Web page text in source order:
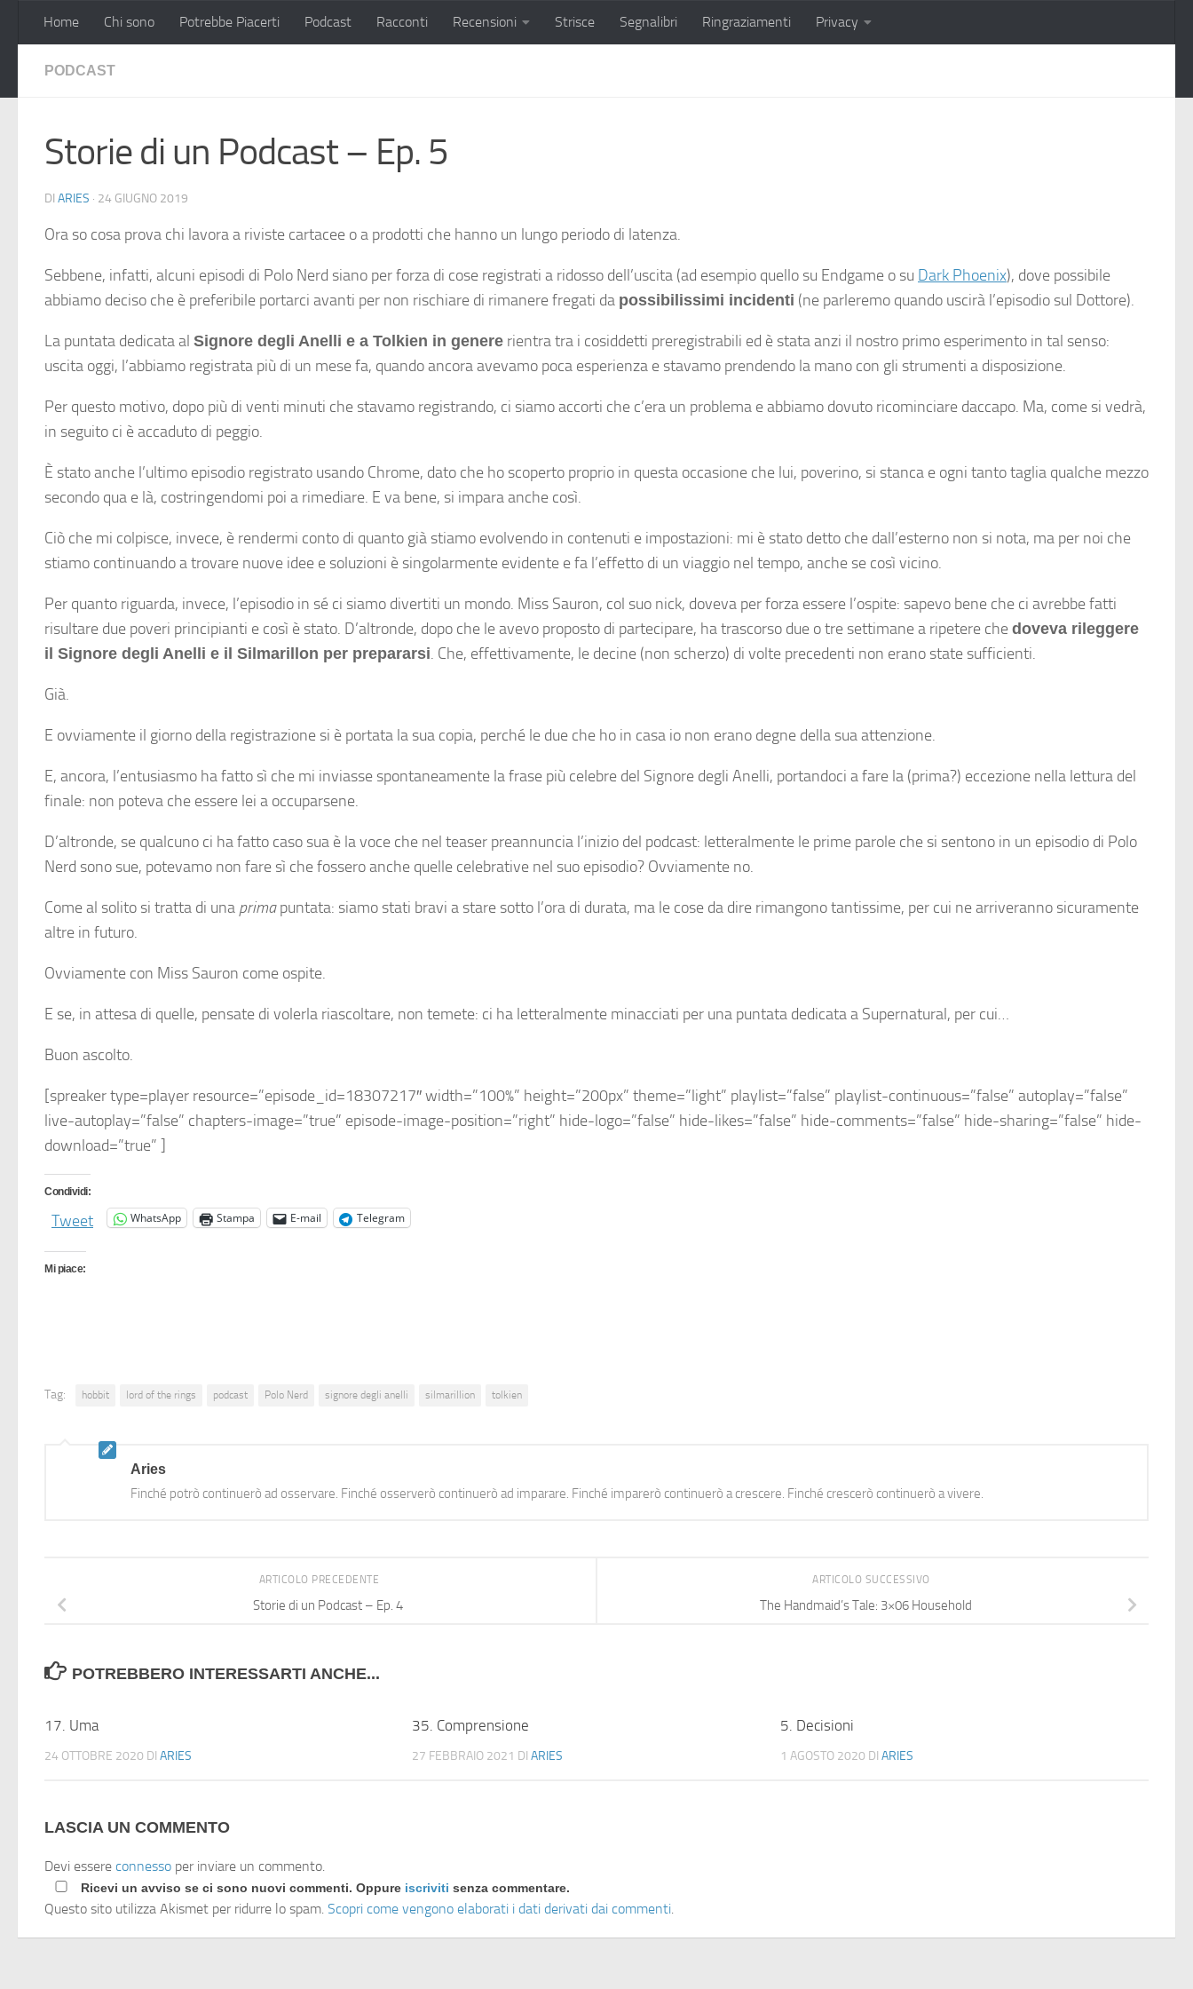
Salta al contenuto
Home Chi sono Potrebbe Piacerti Podcast Racconti Recensioni Strisce Segnalibri Ringraziamenti Privacy
PODCAST
Storie di un Podcast – Ep. 5
DI ARIES · 24 GIUGNO 2019
Ora so cosa prova chi lavora a riviste cartacee o a prodotti che hanno un lungo periodo di latenza.
Sebbene, infatti, alcuni episodi di Polo Nerd siano per forza di cose registrati a ridosso dell’uscita (ad esempio quello su Endgame o su Dark Phoenix), dove possibile
abbiamo deciso che è preferibile portarci avanti per non rischiare di rimanere fregati da possibilissimi incidenti (ne parleremo quando uscirà l’episodio sul Dottore).
La puntata dedicata al Signore degli Anelli e a Tolkien in genere rientra tra i cosiddetti preregistrabili ed è stata anzi il nostro primo esperimento in tal senso:
uscita oggi, l’abbiamo registrata più di un mese fa, quando ancora avevamo poca esperienza e stavamo prendendo la mano con gli strumenti a disposizione.
Per questo motivo, dopo più di venti minuti che stavamo registrando, ci siamo accorti che c’era un problema e abbiamo dovuto ricominciare daccapo. Ma, come si vedrà,
in seguito ci è accaduto di peggio.
È stato anche l’ultimo episodio registrato usando Chrome, dato che ho scoperto proprio in questa occasione che lui, poverino, si stanca e ogni tanto taglia qualche mezzo
secondo qua e là, costringendomi poi a rimediare. E va bene, si impara anche così.
Ciò che mi colpisce, invece, è rendermi conto di quanto già stiamo evolvendo in contenuti e impostazioni: mi è stato detto che dall’esterno non si nota, ma per noi che
stiamo continuando a trovare nuove idee e soluzioni è singolarmente evidente e fa l’effetto di un viaggio nel tempo, anche se così vicino.
Per quanto riguarda, invece, l’episodio in sé ci siamo divertiti un mondo. Miss Sauron, col suo nick, doveva per forza essere l’ospite: sapevo bene che ci avrebbe fatti
risultare due poveri principianti e così è stato. D’altronde, dopo che le avevo proposto di partecipare, ha trascorso due o tre settimane a ripetere che doveva rileggere
il Signore degli Anelli e il Silmarillon per prepararsi. Che, effettivamente, le decine (non scherzo) di volte precedenti non erano state sufficienti.
Già.
E ovviamente il giorno della registrazione si è portata la sua copia, perché le due che ho in casa io non erano degne della sua attenzione.
E, ancora, l’entusiasmo ha fatto sì che mi inviasse spontaneamente la frase più celebre del Signore degli Anelli, portandoci a fare la (prima?) eccezione nella lettura del
finale: non poteva che essere lei a occuparsene.
D’altronde, se qualcuno ci ha fatto caso sua è la voce che nel teaser preannuncia l’inizio del podcast: letteralmente le prime parole che si sentono in un episodio di Polo
Nerd sono sue, potevamo non fare sì che fossero anche quelle celebrative nel suo episodio? Ovviamente no.
Come al solito si tratta di una primapuntata: siamo stati bravi a stare sotto l’ora di durata, ma le cose da dire rimangono tantissime, per cui ne arriveranno sicuramente
altre in futuro.
Ovviamente con Miss Sauron come ospite.
E se, in attesa di quelle, pensate di volerla riascoltare, non temete: ci ha letteralmente minacciati per una puntata dedicata a Supernatural, per cui…
Buon ascolto.
[spreaker type=player resource=”episode_id=18307217″ width=”100%” height=”200px” theme=”light” playlist=”false” playlist-continuous=”false” autoplay=”false”
live-autoplay=”false” chapters-image=”true” episode-image-position=”right” hide-logo=”false” hide-likes=”false” hide-comments=”false” hide-sharing=”false” hide-
download=”true” ]
Condividi:
Tweet WhatsApp Stampa E-mail Telegram
Mi piace:
Tag: hobbit lord of the rings podcast Polo Nerd signore degli anelli silmarillion tolkien
Aries
Finché potrò continuerò ad osservare. Finché osserverò continuerò ad imparare. Finché imparerò continuerò a crescere. Finché crescerò continuerò a vivere.
ARTICOLO SUCCESSIVO
The Handmaid’s Tale: 3×06 Household
ARTICOLO PRECEDENTE
Storie di un Podcast – Ep. 4
POTREBBERO INTERESSARTI ANCHE...
17. Uma
24 OTTOBRE 2020 DI ARIES
35. Comprensione
27 FEBBRAIO 2021 DIARIES
5. Decisioni
1 AGOSTO 2020 DI ARIES
LASCIA UN COMMENTO
Devi essere connesso per inviare un commento.
Ricevi un avviso se ci sono nuovi commenti. Oppure iscriviti senza commentare.
Questo sito utilizza Akismet per ridurre lo spam. Scopri come vengono elaborati i dati derivati dai commenti.